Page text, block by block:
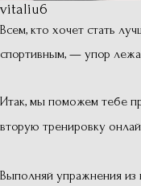
vitaliu6
Всем, кто хочет стать
спортивным, — упор лежа
Итак, мы поможем тебе
вторую тренировку
Выполняй упражнения из